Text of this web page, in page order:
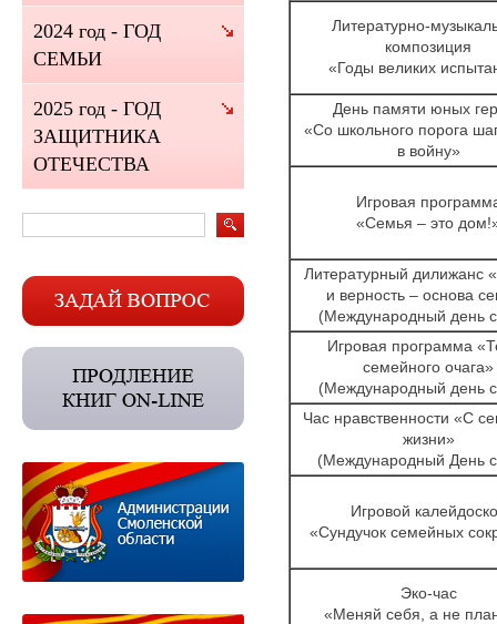
Литературно-
композиция
«Годы великих
День памяти юных
«Со школьного порога
в войну»
Игровая
«Семья – это
Литературный дилижанс
и верность – основа
(Международный день
Игровая программа
семейного очага»
(Международный день
Час нравственности «С
жизни»
(Международный День
Игровой
«Сундучок семейных
Эко-час
«Меняй себя, а не
2024 год - ГОД
СЕМЬИ
2025 год - ГОД
ЗАЩИТНИКА
ОТЕЧЕСТВА